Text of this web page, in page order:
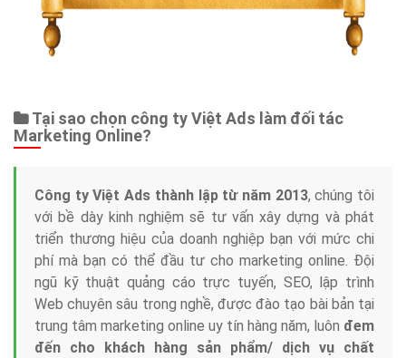
Tại sao chọn công ty Việt Ads làm đối tác
Marketing Online?
Công ty Việt Ads thành lập từ năm 2013, chúng tôi
với bề dày kinh nghiệm sẽ tư vấn xây dựng và phát
triển thương hiệu của doanh nghiệp bạn với mức chi
phí mà bạn có thể đầu tư cho marketing online. Đội
ngũ kỹ thuật quảng cáo trực tuyến, SEO, lập trình
Web chuyên sâu trong nghề, được đào tạo bài bản tại
trung tâm marketing online uy tín hàng năm, luôn đem
đến cho khách hàng sản phẩm/ dịch vụ chất